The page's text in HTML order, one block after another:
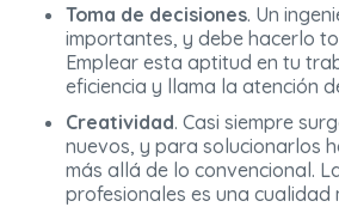
Toma de decisiones. Un
importantes, y debe hacerlo
Emplear esta aptitud en tu
eficiencia y llama la atención
Creatividad. Casi siempre
nuevos, y para solucionarlos
más allá de lo convencional.
profesionales es una cualidad